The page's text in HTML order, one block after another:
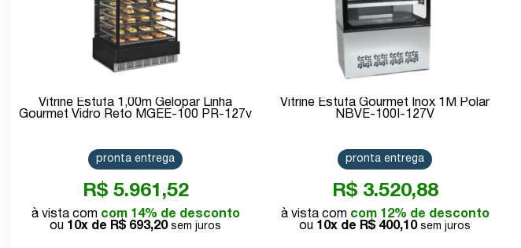
Vitrine Estufa 1,00m Gelopar Linha
Gourmet Vidro Reto MGEE-100 PR-127v
R$ 5.961,52
com 14% de desconto
10x de R$ 693,20
pronta entrega
Vitrine Estufa Gourmet Inox 1M Polar
NBVE-100I-127V
R$ 3.520,88
com 12% de desconto
10x de R$ 400,10
pronta entrega